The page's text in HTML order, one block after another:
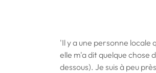
'Il y a une personne locale
elle m'a dit quelque chose
dessous). Je suis à peu